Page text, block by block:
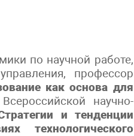
по научной работе,
профессор
как основа для
научно-
и тенденции
технологического